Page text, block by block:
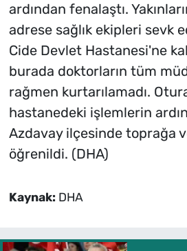
ardından fenalaştı.
adrese sağlık ekipleri sevk
Cide Devlet Hastanesi'ne
burada doktorların tüm
rağmen kurtarılamadı.
hastanedeki işlemlerin
Azdavay ilçesinde toprağa
öğrenildi. (DHA)
Kaynak: DHA